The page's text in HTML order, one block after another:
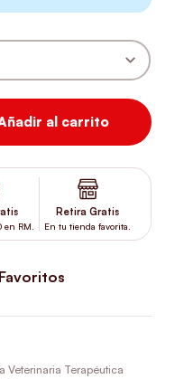
3 KG CANTIDAD
al carrito
en RM.
Retira Gratis
En tu tienda favorita.
Veterinaria Terapéutica